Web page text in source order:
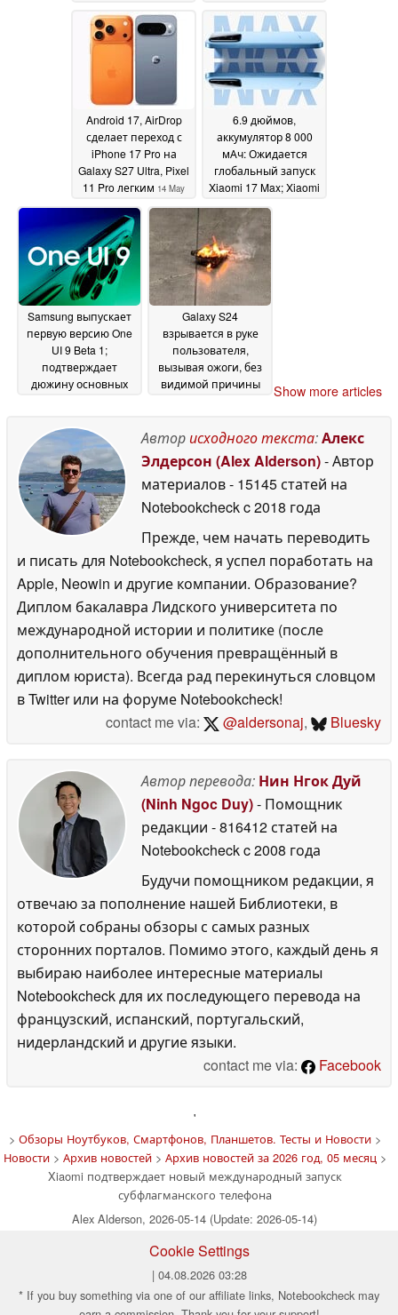
устройствах14 May
2026
Android 17, AirDrop
сделает переход с
iPhone 17 Pro на
Galaxy S27 Ultra, Pixel
11 Pro легким 14 May
2026
6.9 дюймов,
аккумулятор 8 000
мАч: Ожидается
глобальный запуск
Xiaomi 17 Max; Xiaomi
официальными в
мае
14 May 2026
Samsung выпускает
первую версию One
UI 9 Beta 1;
подтверждает
дюжину основных
Galaxy S24
взрывается в руке
пользователя,
вызывая ожоги, без
видимой причины
Show more articles
Авторисходного текста:Алекс
Элдерсон (Alex Alderson)- Автор
материалов- 15145 статей на
Notebookcheckc 2018 года
Прежде, чем начать переводить
и писать для Notebookcheck, я успел поработать на
Apple, Neowin и другие компании. Образование?
Диплом бакалавра Лидского университета по
международной истории и политике (после
дополнительного обучения превращённый в
диплом юриста). Всегда рад перекинуться словцом
в Twitter или на форуме Notebookcheck!
contact me via:
@aldersonaj, Bluesky
Автор перевода: Нин Нгок Дуй
(Ninh Ngoc Duy)- Помощник
редакции - 816412 статей на
Notebookcheckc 2008 года
Будучи помощником редакции, я
отвечаю за пополнение нашей Библиотеки, в
которой собраны обзоры с самых разных
сторонних порталов. Помимо этого, каждый день я
выбираю наиболее интересные материалы
Notebookcheck для их последующего перевода на
французский, испанский, португальский,
нидерландский и другие языки.
contact me via:
Facebook
'
> Обзоры Ноутбуков, Смартфонов, Планшетов. Тесты и Новости>
Новости> Архив новостей> Архив новостей за 2026 год, 05 месяц>
Xiaomi подтверждает новый международный запуск
субфлагманского телефона
Alex Alderson, 2026-05-14 (Update: 2026-05-14)
Cookie Settings
| 04.08.2026 03:28
* If you buy something via one of our affiliate links, Notebookcheck may